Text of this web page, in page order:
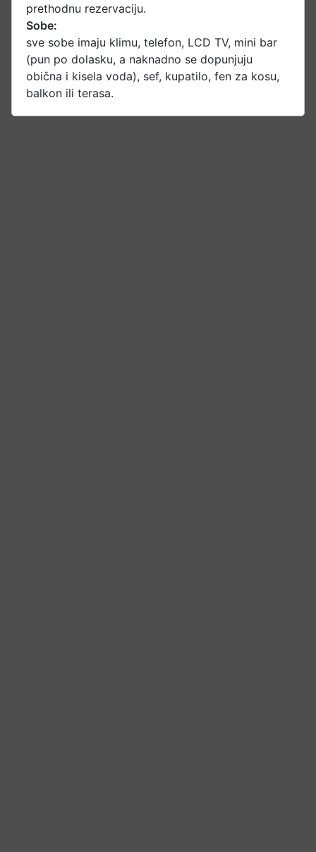
prethodnu rezervaciju.
Sobe:
sve sobe imaju klimu, telefon, LCD TV, mini bar
(pun po dolasku, a naknadno se dopunjuju
obična i kisela voda), sef, kupatilo, fen za kosu,
balkon ili terasa.